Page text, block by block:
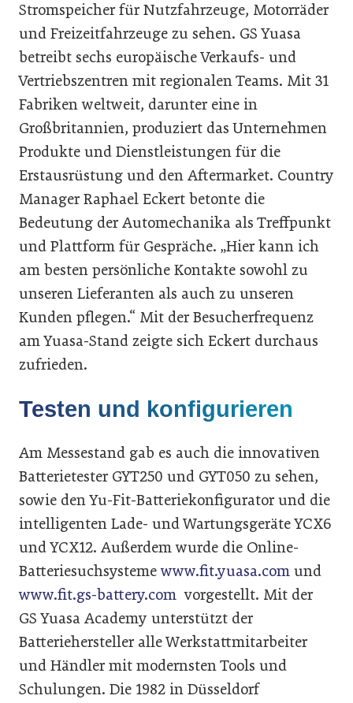
Stromspeicher für Nutzfahrzeuge, Motorräder
und Freizeitfahrzeuge zu sehen. GS Yuasa
betreibt sechs europäische Verkaufs- und
Vertriebszentren mit regionalen Teams. Mit 31
Fabriken weltweit, darunter eine in
Großbritannien, produziert das Unternehmen
Produkte und Dienstleistungen für die
Erstausrüstung und den Aftermarket. Country
Manager Raphael Eckert betonte die
Bedeutung der Automechanika als Treffpunkt
und Plattform für Gespräche. „Hier kann ich
am besten persönliche Kontakte sowohl zu
unseren Lieferanten als auch zu unseren
Kunden pflegen.“ Mit der Besucherfrequenz
am Yuasa-Stand zeigte sich Eckert durchaus
zufrieden.
Testen und konfigurieren
Am Messestand gab es auch die innovativen
Batterietester GYT250 und GYT050 zu sehen,
sowie den Yu-Fit-Batteriekonfigurator und die
intelligenten Lade- und Wartungsgeräte YCX6
und YCX12. Außerdem wurde die Online-
Batteriesuchsystemewww.fit.yuasa.com und
www.fit.gs-battery.com vorgestellt. Mit der
GS Yuasa Academy unterstützt der
Batteriehersteller alle Werkstattmitarbeiter
und Händler mit modernsten Tools und
Schulungen. Die 1982 in Düsseldorf